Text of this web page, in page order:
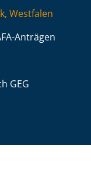
Westfalen
Anträgen
GEG